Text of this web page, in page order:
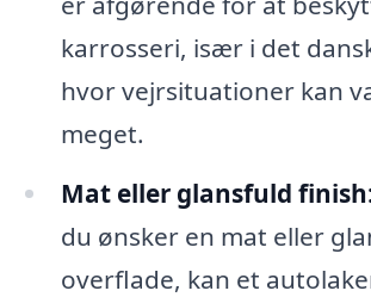
karrosseri, især i det
hvor vejrsituationer kan
meget.
Mat eller glansfuld
du ønsker en mat eller
overflade, kan et